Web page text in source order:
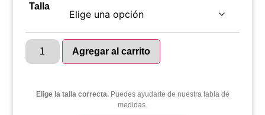
Talla
Agregar al carrito
Elige la talla correcta.Puedes ayudarte de nuestra tabla de
medidas.